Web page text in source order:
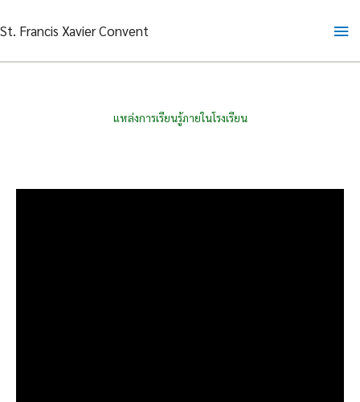
to
St. Francis Xavier Convent
แหล่งการเรียนรู้ภายในโรงเรียน